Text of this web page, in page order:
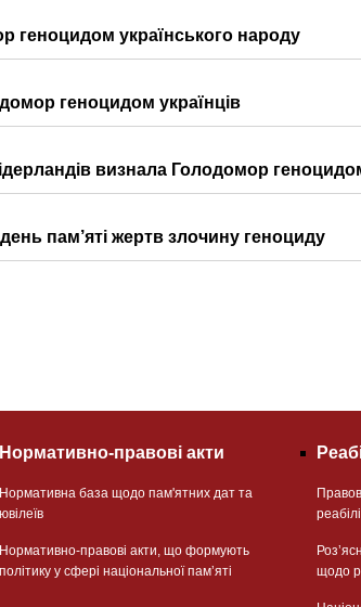
геноцидом українського народу
геноцидом українців
визнала Голодомор
пам’яті жертв злочину геноциду
Нормативно-правові акти
Нормативна база щодо пам'ятних дат та
ювілеїв
Нормативно-правові акти, що формують
політику у сфері національної памʼяті
щодо